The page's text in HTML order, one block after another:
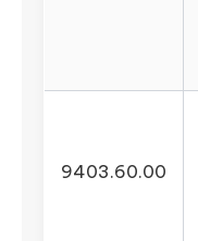
9403.60.00